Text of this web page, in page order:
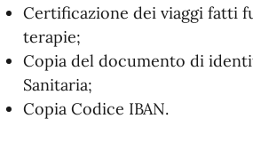
Certificazione dei viaggi fatti
terapie;
Copia del documento di
Sanitaria;
Copia Codice IBAN.